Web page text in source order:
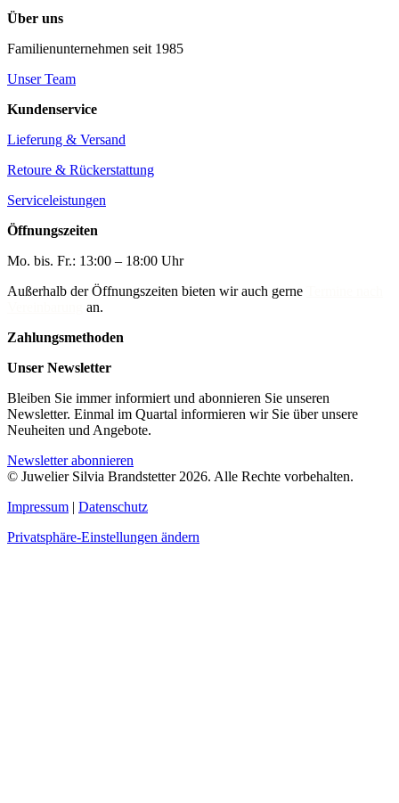
Über uns
Familienunternehmen seit 1985
Unser Team
Kundenservice
Lieferung & Versand
Retoure & Rückerstattung
Serviceleistungen
Öffnungszeiten
Mo. bis. Fr.: 13:00 – 18:00 Uhr
Außerhalb der Öffnungszeiten bieten wir auch gerne
an.
Zahlungsmethoden
Unser Newsletter
Bleiben Sie immer informiert und abonnieren Sie unseren
Newsletter. Einmal im Quartal informieren wir Sie über unsere
Neuheiten und Angebote.
Newsletter abonnieren
© Juwelier Silvia Brandstetter 2026. Alle Rechte vorbehalten.
Impressum | Datenschutz
Privatsphäre-Einstellungen ändern